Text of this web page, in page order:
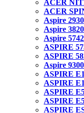
ACER
ACER
Aspire 2930
Aspire
Aspire 5742
ASPIRE
ASPIRE
Aspire
ASPIRE
ASPIRE
ASPIRE
ASPIRE
ASPIRE